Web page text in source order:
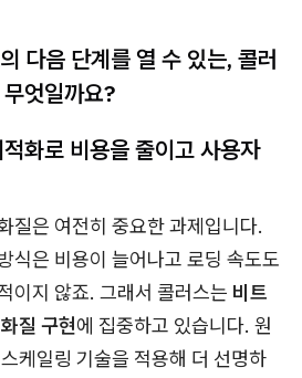
다음 단계를 열 수 있는, 콜러
엇일까요?
화로 비용을 줄이고 사용자
질은 여전히 중요한 과제입니다.
식은 비용이 늘어나고 로딩 속도도
이지 않죠. 그래서 콜러스는 비트
질 구현에 집중하고 있습니다. 원
케일링 기술을 적용해 더 선명하